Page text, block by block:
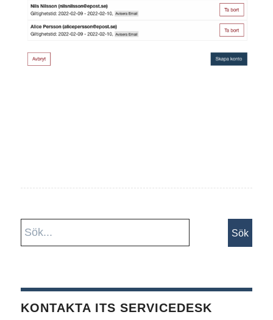
KONTAKTA ITS SERVICEDESK